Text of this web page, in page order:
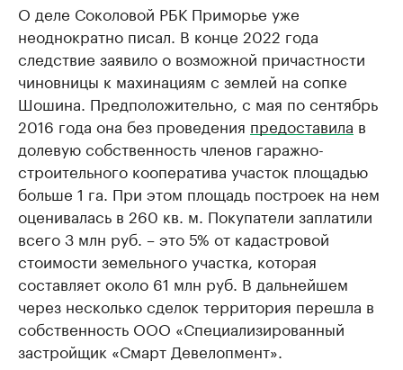
О деле Соколовой РБК Приморье уже
неоднократно писал. В конце 2022 года
следствие заявило о возможной причастности
чиновницы к махинациям с землей на сопке
Шошина. Предположительно, с мая по сентябрь
2016 года она без проведения предоставила в
долевую собственность членов гаражно-
строительного кооператива участок площадью
больше 1 га. При этом площадь построек на нем
оценивалась в 260 кв. м. Покупатели заплатили
всего 3 млн руб. – это 5% от кадастровой
стоимости земельного участка, которая
составляет около 61 млн руб. В дальнейшем
через несколько сделок территория перешла в
собственность ООО «Специализированный
застройщик «Смарт Девелопмент».